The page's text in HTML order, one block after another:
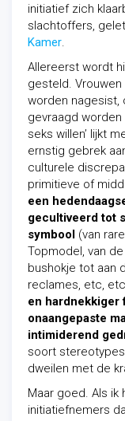
initiatief zich
slachtoffers,
Kamer.
Allereerst wordt
gesteld. Vrouwen
worden nagesist,
gevraagd
seks willen’ lijkt
ernstig gebrek
culturele
primitieve of
een
gecultiveerd tot
symbool (van
Topmodel, van
bushokje tot aan
reclames, etc,
en hardnekkiger
onaangepaste
intimiderend
soort
dweilen met de
Maar goed. Als ik
initiatiefnemers